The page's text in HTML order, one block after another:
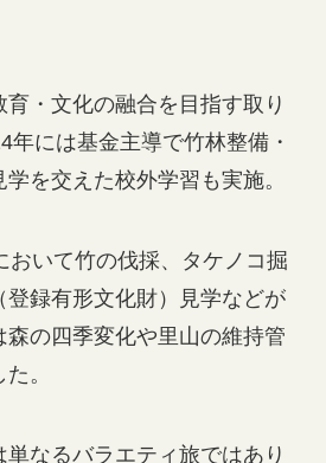
育・文化の融合を目指す取り
年には基金主導で竹林整備・
を交えた校外学習も実施。
おいて竹の伐採、タケノコ掘
登録有形文化財）見学などが
の四季変化や里山の維持管
。
なるバラエティ旅ではあり